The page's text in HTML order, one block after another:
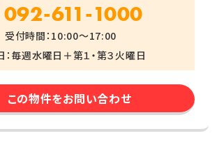
092-611-1000
受付時間：10:00～17:00
：毎週水曜日＋第１・第３火曜日
この物件をお問い合わせ